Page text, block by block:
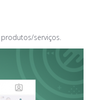
serviços.⠀